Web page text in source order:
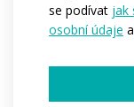
se podívat jak
osobní údaje a